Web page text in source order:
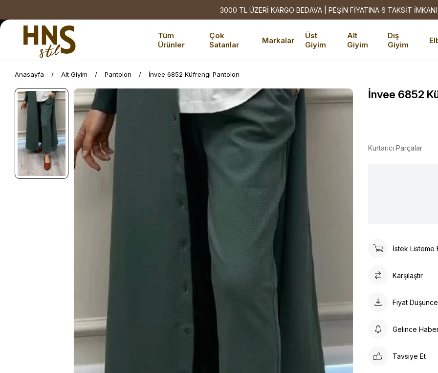
3000 TL ÜZERİ KARGO BEDAVA | PEŞİN FİYATINA 6 TAKSİT İMKANI
Tüm
Ürünler
Çok
Satanlar
Markalar
Üst
Giyim
Alt
Giyim
Dış
Giyim
Anasayfa Alt Giyim Pantolon İnvee 6852 Küfrengi Pantolon
İnvee 6852
Kurtarıcı Parçalar
İstek Listeme
Karşılaştır
Fiyat
Gelince
Tavsiye Et